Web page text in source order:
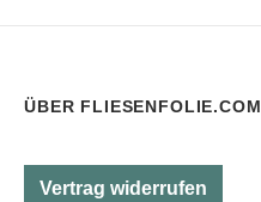
ÜBER FLIESENFOLIE.COM
Vertrag widerrufen